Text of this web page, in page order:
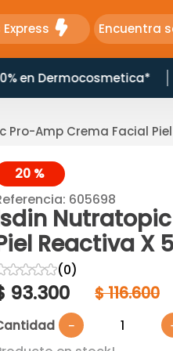
Encuentra
en Dermocosmetica*
Pro-Amp Crema Facial
20 %
: 605698
Reactiva X
☆☆☆☆(0)
93.300 $116.600
－